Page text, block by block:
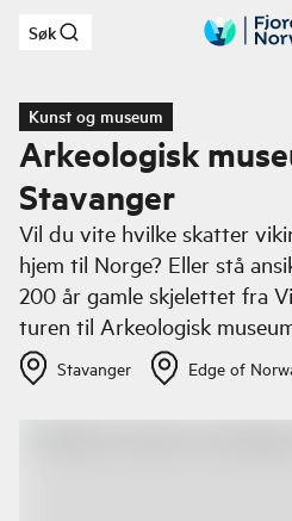
Hopp til hovedinnhold
Søk
Kunst og museum
Arkeologisk
Stavanger
Vil du vite hvilke skatter
hjem til Norge? Eller stå
200 år gamle skjelettet fra
turen til Arkeologisk
Stavanger Edge of